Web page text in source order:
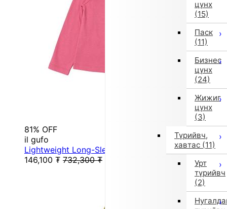
цүнх
(15)
Паск
(11)
Бизнес
цүнх
(24)
Жижиг
цүнх
(3)
Түрийвч,
хавтас (11)
Урт
түрийвч
(2)
81% OFF
il gufo
Lightweight Long-Sleeve T-Shirt (115/120cm, Pink)
146,100 ₮ 732,300 ₮